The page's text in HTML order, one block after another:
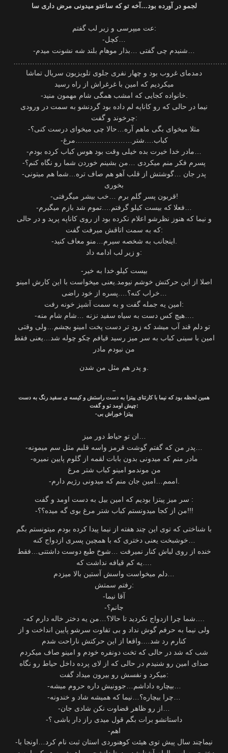
لجمو در آورده بود…آخه تو که ساعتو میدونی مرض داری سا
عت میپرسی و زیر لب گفتم:
دمدمای غروب بود و چهار نفری جلوی تلویزیون سریال تماشا
میکردیم که امین با غرغراش از راه رسید
نیما در حالی که رو کاناپه لم داده بود گردنشو به سمت در ورودی
چرخوند و گفت:
-مثلا میخوای بگی ماهم آره…حالا چی میخوای درست کنی؟
-کباب….شتر……………………مرغ
-پسرم فکر منم میکردی …من بشینم خوردن شما رو نگاه کنم؟
-پدر جان …گوشتش از قلب آهو هم صاف تره…شما هم میتونی
بخوری
-قربون پسر گلم برم …خب بیشر میگرفتی!
و نیما که هنوز نظرشو اعلام نکرده بود از روی کاناپه پرید و در حالی
که به سمت اتاقش میرفت گفت:
و زیر لب ادامه داد:
-بیست کیلو.خدا به خیر
اصلا از این حرکتش خوشم نیومد.یعنی میخواست با این کارش امینو
امین یه جمله گفت و به سمت آشپز خونه رفت:
-هیچ کس دست به سیاه سفید نزنه …شام شام منه….
تو دلم قند آب میشد که زود تر دست پخت امینو بچشم…ولی وقتی
امین با سینی کباب به سر میز رسید قیافم چکو چوله شد…یعنی فقط
من نبودم مادر
..
همین لحظه بود که نیما با کارتنای پیتزا به دست راستش و کیسه ی سفید رنگ به دست
چپش اومد تو و گفت:
-پیتزا خوراش بی
ان تو حیاط دور میز…
-پدر من که گفتم گوشت قرمز واسه قلبم مثل سم میمونه…
-مادر منم که میدونی بدون بابات لقمه از گلوم پایین نمیره
من موندمو امینو کباب شتر مرغ
-اممم…امین جان منم که میدونی رژیم دارم.
سر میز پیتزا بودیم که امین بیل به دست اومد و گفت :
-من از کجا میدونستم کباب شتر مرغ بوی گه میده؟؟!!!
با شناختی که توی این چند هفته از نیما پیدا کرده بودم میتونستم بگم
خوشبخت یعنی دختری که با همچین پسری ازدواج کنه…
خنده از روی لباش کنار نمیرفت …شوخ طبع دوست داشتنی…فقط
یه کم قیافه نداشت که….
دلم میخواست واسش آستین بالا میزدم…
رفتم سمتش:
-آقا نیما
-جانم؟
-شما چرا ازدواج نکردید تا حالا؟…من یه دختر خاله دارم که….
ولی نیما به حرفم گوش نداد و بی تفاوت سرشو پایین انداخت و از
کنارم رد شد….واقعا از این حرکتش ناراحت شدم
شب که شد در حالی که تخت دونفره خودم و امینو صاف میکردم
صدای امین رو شنیدم در حالی که از لای پرده داخل حیاط رو نگاه
میکرد و نفسش رو بیرون میداد گفت:
-بیچاره داداشم…جوونیش داره حروم میشه…
-چرا بیچاره؟…نیما که همیشه شاد و خندونه…
-از رو ظاهر قضاوت نکن شادی جان…
-داستانشو برات بگم قول میدی راز دار باشی ؟
-اهم
-نیماچند سال پیش توی هیئت کوهنوردی استان ثبت نام کرد…اونجا با